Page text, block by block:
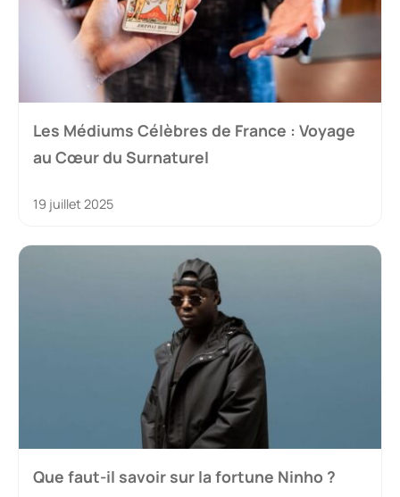
Les Médiums Célèbres de France : Voyage
au Cœur du Surnaturel
19 juillet 2025
Que faut-il savoir sur la fortune Ninho ?